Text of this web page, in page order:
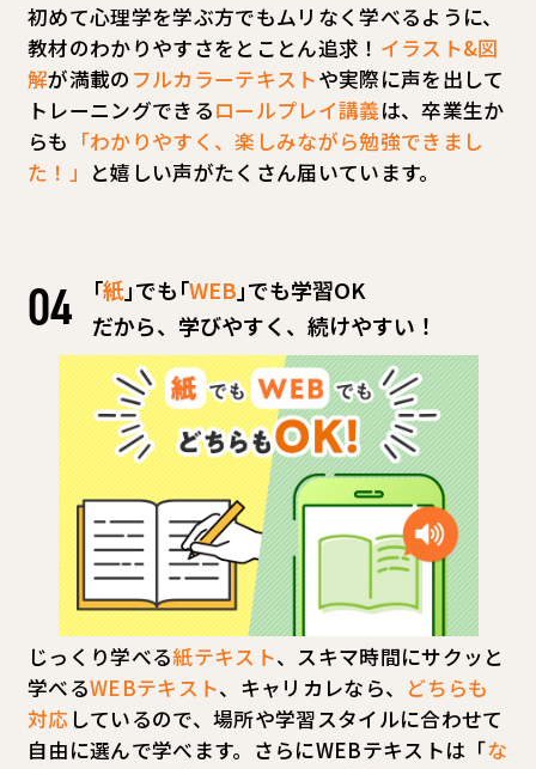
初めて心理学を学ぶ方でもムリなく学べるように、
教材のわかりやすさをとことん追求！ イラスト&図
解が満載の フルカラーテキストや実際に声を出して
トレーニングできるロールプレイ講義は、卒業生か
らも 「わかりやすく、楽しみながら勉強できまし
た！」 と嬉しい声がたくさん届いています。
｢紙｣でも｢WEB｣でも学習OK
だから、学びやすく、続けやすい！
じっくり学べる紙テキスト、スキマ時間にサクッと
学べるWEBテキスト、キャリカレなら、 どちらも
対応 しているので、場所や学習スタイルに合わせて
自由に選んで学べます。さらにWEBテキストは「な